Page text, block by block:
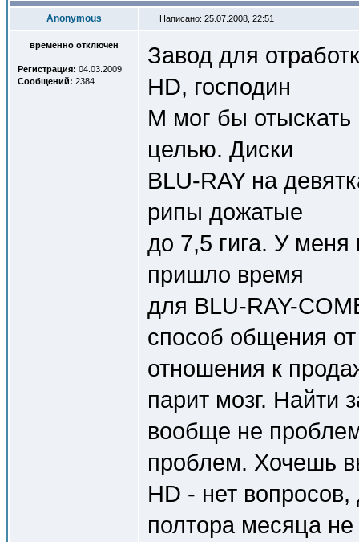
Anonymous Написано: 25.07.2008, 22:51
временно отключен
Регистрация: 04.03.2009
Сообщений: 2384
Завод для
HD, господин
М мог бы
целью. Диски
BLU-RAY на
рипы дожатые
до 7,5 гига. У
пришло время
для ВLU-RAY-
способ общения
отношения к
парит мозг. Найти
вообще не
проблем. Хочешь
HD - нет
полтора месяца